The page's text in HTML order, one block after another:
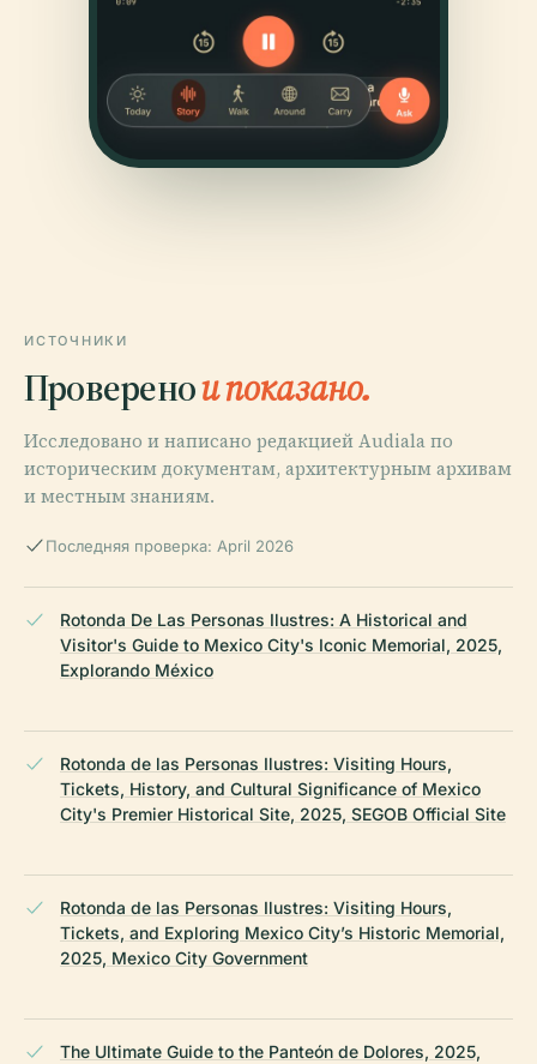
ИСТОЧНИКИ
Проверенои показано.
Исследовано и написано редакцией Audiala по
историческим документам, архитектурным архивам
и местным знаниям.
Последняя проверка: April 2026
Rotonda De Las Personas Ilustres: A Historical and
Visitor's Guide to Mexico City's Iconic Memorial, 2025,
Explorando México
Rotonda de las Personas Ilustres: Visiting Hours,
Tickets, History, and Cultural Significance of Mexico
City's Premier Historical Site, 2025, SEGOB Official Site
Rotonda de las Personas Ilustres: Visiting Hours,
Tickets, and Exploring Mexico City’s Historic Memorial,
2025, Mexico City Government
The Ultimate Guide to the Panteón de Dolores, 2025,